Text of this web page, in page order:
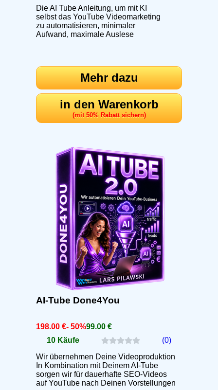
Die AI Tube Anleitung, um mit KI
selbst das YouTube Videomarketing
zu automatisieren, minimaler
Aufwand, maximale Auslese
Mehr dazu
in den Warenkorb
(mit 50% Rabatt sichern)
AI-Tube Done4You
198.00 €- 50%99.00 €
10 Käufe
(0)
Wir übernehmen Deine Videoproduktion
In Kombination mit Deinem AI-Tube
sorgen wir für dauerhafte SEO-Videos
auf YouTube nach Deinen Vorstellungen